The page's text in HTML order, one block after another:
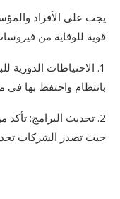
يجب على الأفراد
قوية للوقاية من
1. الاحتياطات الدورية
بانتظام واحتفظ بها
2. تحديث البرامج:
حيث تصدر الشركات